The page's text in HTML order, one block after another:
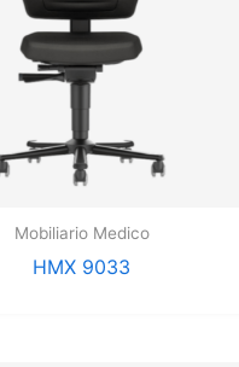
Mobiliario Medico
HMX 9033